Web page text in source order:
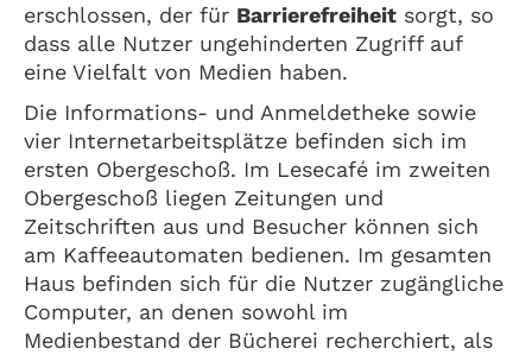
erschlossen, der für Barrierefreiheit sorgt, so
dass alle Nutzer ungehinderten Zugriff auf
eine Vielfalt von Medien haben.
Die Informations- und Anmeldetheke sowie
vier Internetarbeitsplätze befinden sich im
ersten Obergeschoß. Im Lesecafé im zweiten
Obergeschoß liegen Zeitungen und
Zeitschriften aus und Besucher können sich
am Kaffeeautomaten bedienen. Im gesamten
Haus befinden sich für die Nutzer zugängliche
Computer, an denen sowohl im
Medienbestand der Bücherei recherchiert, als